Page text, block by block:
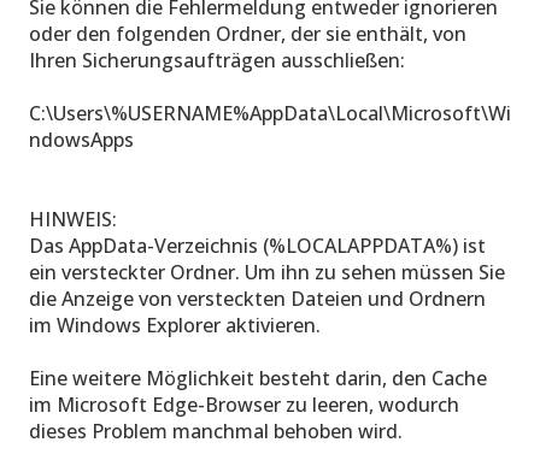
Sie können die Fehlermeldung entweder ignorieren
oder den folgenden Ordner, der sie enthält, von
Ihren Sicherungsaufträgen ausschließen:
C:\Users\%USERNAME%AppData\Local\Microsoft\Wi
ndowsApps
HINWEIS:
Das AppData-Verzeichnis (%LOCALAPPDATA%) ist
ein versteckter Ordner. Um ihn zu sehen müssen Sie
die Anzeige von versteckten Dateien und Ordnern
im Windows Explorer aktivieren.
Eine weitere Möglichkeit besteht darin, den Cache
im Microsoft Edge-Browser zu leeren, wodurch
dieses Problem manchmal behoben wird.